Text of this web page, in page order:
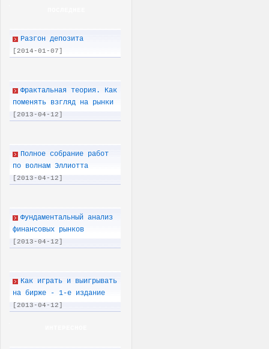
Разгон депозита
[2014-01-07]
Фрактальная теория. Как
поменять взгляд на рынки
[2013-04-12]
Полное собрание работ
по волнам Эллиотта
[2013-04-12]
Фундаментальный анализ
финансовых рынков
[2013-04-12]
Как играть и выигрывать
на бирже - 1-е издание
[2013-04-12]